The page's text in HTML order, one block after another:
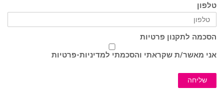
טלפון
הסכמה לתקנון פרטיות
אני מאשר/ת שקראתי והסכמתי למדיניות-פרטיות
שליחה